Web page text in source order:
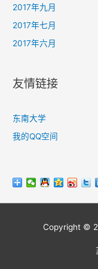
2017年九月
2017年七月
2017年六月
友情链接
东南大学
我的QQ空间
Copyright ©